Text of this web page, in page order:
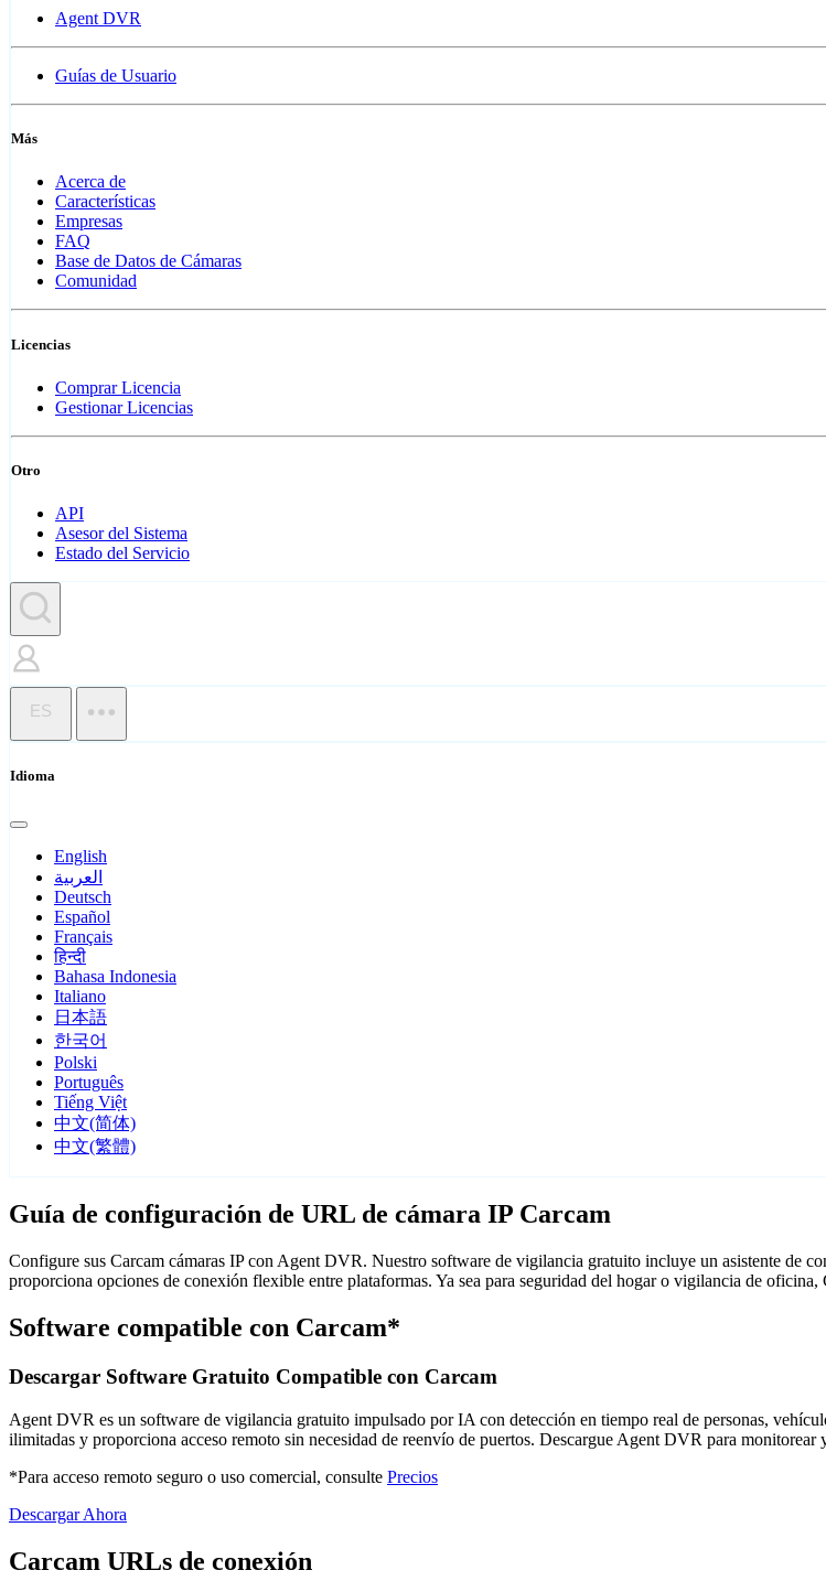
Agent DVR
Guías de Usuario
Más
Acerca de
Características
Empresas
FAQ
Base de Datos de Cámaras
Comunidad
Licencias
Comprar Licencia
Gestionar Licencias
Otro
API
Asesor del Sistema
Estado del Servicio
ES
Idioma
English
العربية
Deutsch
Español
Français
हिन्दी
Bahasa Indonesia
Italiano
日本語
한국어
Polski
Português
Tiếng Việt
中文(简体)
中文(繁體)
Guía de configuración de URL de cámara IP Carcam
Configure sus Carcam cámaras IP con Agent DVR. Nuestro software de vigilancia gratuito incluye un asistente de
proporciona opciones de conexión flexible entre plataformas. Ya sea para seguridad del hogar o vigilancia de
Software compatible con Carcam*
Descargar Software Gratuito Compatible con Carcam
Agent DVR es un software de vigilancia gratuito impulsado por IA con detección en tiempo real de personas,
ilimitadas y proporciona acceso remoto sin necesidad de reenvío de puertos. Descargue Agent DVR para monitorear
*Para acceso remoto seguro o uso comercial, consulte Precios
Descargar Ahora
Carcam URLs de conexión